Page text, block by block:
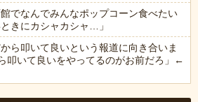
でなんでみんなポップコーン食べたい
きにカシャカシャ…」
ら叩いて良いという報道に向き合いま
叩いて良いをやってるのがお前だろ」←